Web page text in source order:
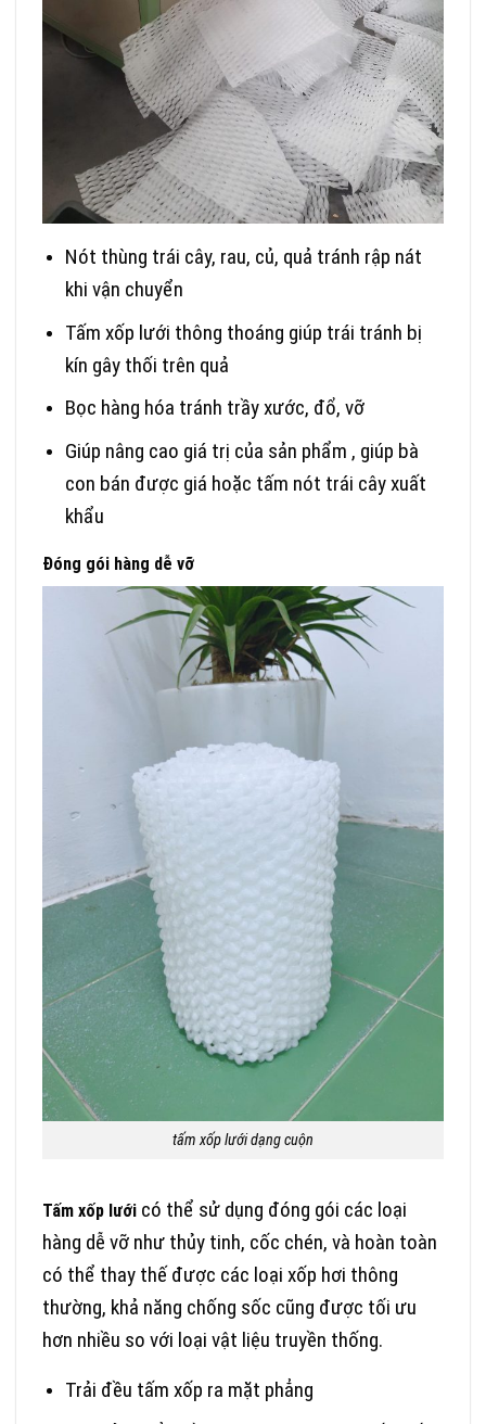
Nót thùng trái cây, rau, củ, quả tránh rập nát
khi vận chuyển
Tấm xốp lưới thông thoáng giúp trái tránh bị
kín gây thối trên quả
Bọc hàng hóa tránh trầy xước, đổ, vỡ
Giúp nâng cao giá trị của sản phẩm , giúp bà
con bán được giá hoặc tấm nót trái cây xuất
khẩu
Đóng gói hàng dễ vỡ
tấm xốp lưới dạng cuộn
Tấm xốp lưới có thể sử dụng đóng gói các loại
hàng dễ vỡ như thủy tinh, cốc chén, và hoàn toàn
có thể thay thế được các loại xốp hơi thông
thường, khả năng chống sốc cũng được tối ưu
hơn nhiều so với loại vật liệu truyền thống.
Trải đều tấm xốp ra mặt phẳng